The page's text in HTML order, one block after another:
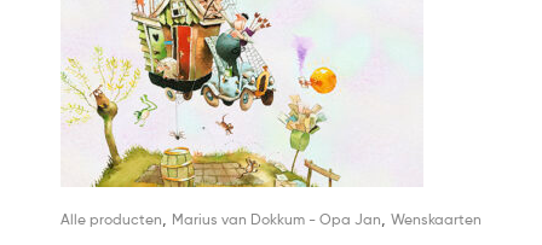
Alle producten Marius van Dokkum - Opa Jan Wenskaarten